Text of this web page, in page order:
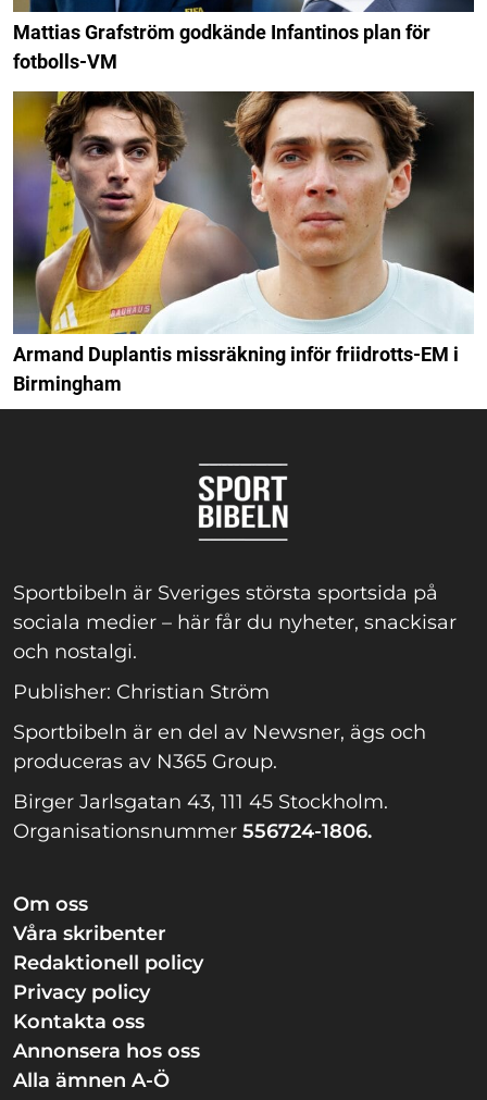
Mattias Grafström godkände Infantinos plan för
fotbolls-VM
Armand Duplantis missräkning inför friidrotts-EM i
Birmingham
Sportbibeln är Sveriges största sportsida på
sociala medier – här får du nyheter, snackisar
och nostalgi.
Publisher: Christian Ström
Sportbibeln är en del av Newsner, ägs och
produceras av N365 Group.
Birger Jarlsgatan 43, 111 45 Stockholm.
Organisationsnummer 556724-1806.
Om oss
Våra skribenter
Redaktionell policy
Privacy policy
Kontakta oss
Annonsera hos oss
Alla ämnen A-Ö